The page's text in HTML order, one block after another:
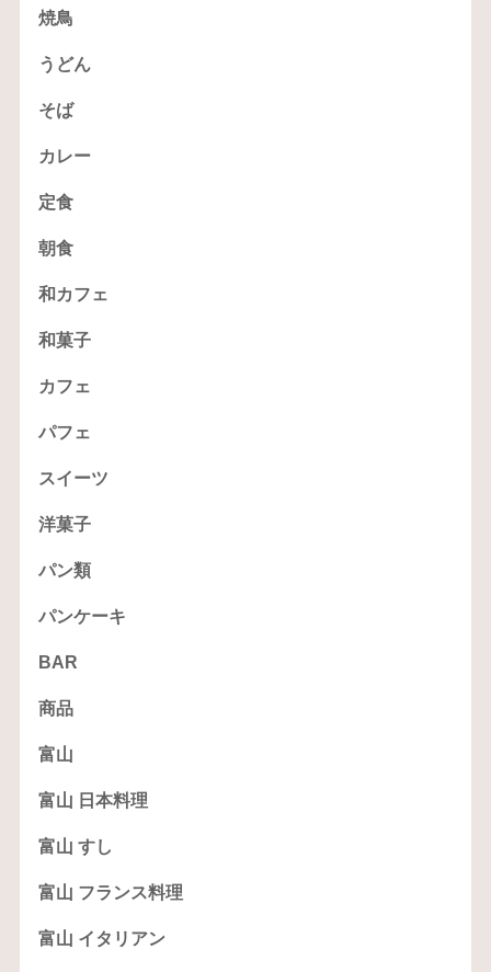
焼鳥
うどん
そば
カレー
定食
朝食
和カフェ
和菓子
カフェ
パフェ
スイーツ
洋菓子
パン類
パンケーキ
BAR
商品
富山
富山 日本料理
富山 すし
富山 フランス料理
富山 イタリアン